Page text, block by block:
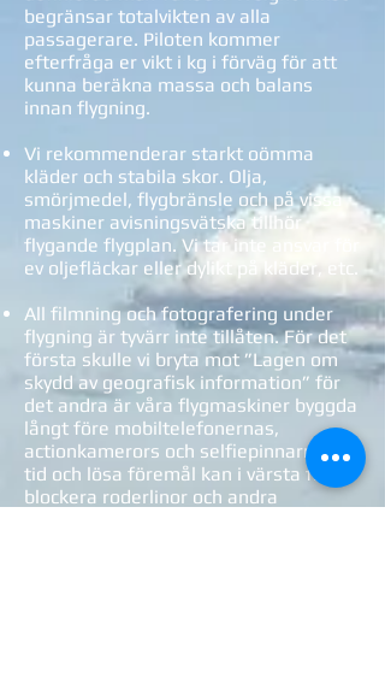
begränsar totalvikten av alla
passagerare. Piloten kommer
efterfråga er vikt i kg i förväg för att
kunna beräkna massa och balans
innan flygning.
Vi rekommenderar starkt oömma
kläder och stabila skor. Olja,
smörjmedel, flygbränsle och på vissa
maskiner avisningsvätska tillhör
flygande flygplan. Vi tar inte ansvar för
ev oljefläckar eller dylikt på kläder, etc.
All filmning och fotografering under
flygning är tyvärr inte tillåten. För det
första skulle vi bryta mot ”Lagen om
skydd av geografisk information” för
det andra är våra flygmaskiner byggda
långt före mobiltelefonernas,
actionkamerors och selfiepinnarnas
tid och lösa föremål kan i värsta fall
blockera roderlinor och andra